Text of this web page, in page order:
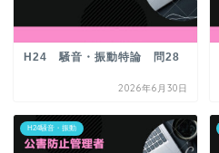
H24 騒音・振動特論 問28
2026年6月30日
H24騒音・振動